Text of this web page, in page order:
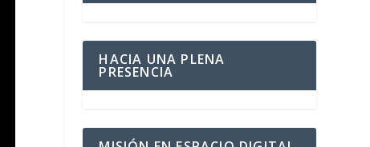
HACIA UNA PLENA
PRESENCIA